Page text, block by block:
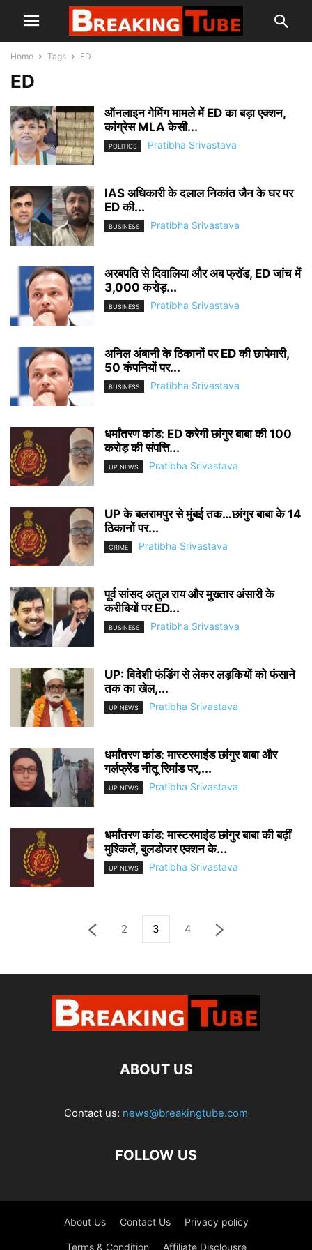
Home Tags ED
ED
ऑनलाइन गेमिंग मामले में ED का बड़ा एक्शन,
कांग्रेस MLA केसी...
POLITICS Pratibha Srivastava
IAS अधिकारी के दलाल निकांत जैन के घर पर
ED की...
BUSINESS Pratibha Srivastava
अरबपति से दिवालिया और अब फ्रॉड, ED जांच में
3,000 करोड़...
BUSINESS Pratibha Srivastava
अनिल अंबानी के ठिकानों पर ED की छापेमारी,
50 कंपनियों पर...
BUSINESS Pratibha Srivastava
धर्मांतरण कांड: ED करेगी छांगुर बाबा की 100
करोड़ की संपत्ति...
UP NEWS Pratibha Srivastava
UP के बलरामपुर से मुंबई तक…छांगुर बाबा के 14
ठिकानों पर...
CRIME Pratibha Srivastava
पूर्व सांसद अतुल राय और मुख्तार अंसारी के
करीबियों पर ED...
BUSINESS Pratibha Srivastava
UP: विदेशी फंडिंग से लेकर लड़कियों को फंसाने
तक का खेल,...
UP NEWS Pratibha Srivastava
धर्मांतरण कांड: मास्टरमाइंड छांगुर बाबा और
गर्लफ्रेंड नीतू रिमांड पर,...
UP NEWS Pratibha Srivastava
धर्मांतरण कांड: मास्टरमाइंड छांगुर बाबा की बढ़ीं
मुश्किलें, बुलडोजर एक्शन के...
UP NEWS Pratibha Srivastava
2 3 4
ABOUT US
Contact us: news@breakingtube.com
FOLLOW US
About Us Contact Us Privacy policy
Terms & Condition Affiliate Disclousre